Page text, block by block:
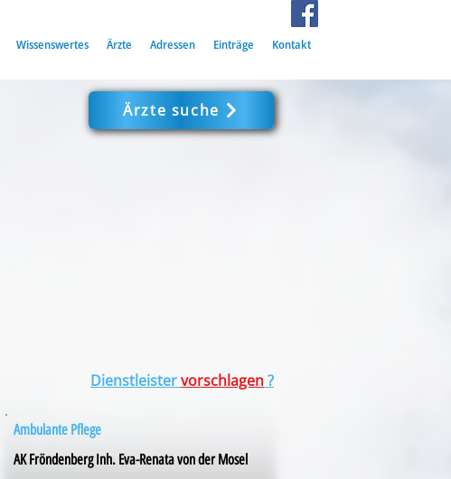
Wissenswertes Ärzte Adressen Einträge Kontakt
Ärzte suche
Dienstleistervorschlagen?
Ambulante Pflege
AK Fröndenberg Inh. Eva-Renata von der Mosel